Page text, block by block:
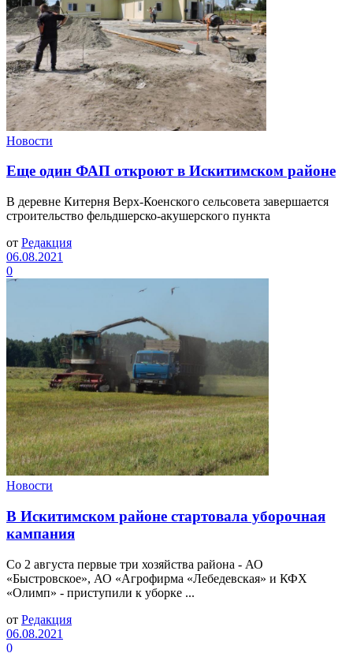
Новости
Еще один ФАП откроют в Искитимском районе
В деревне Китерня Верх-Коенского сельсовета завершается
строительство фельдшерско-акушерского пункта
от Редакция
06.08.2021
0
Новости
В Искитимском районе стартовала уборочная
кампания
Со 2 августа первые три хозяйства района - АО
«Быстровское», АО «Агрофирма «Лебедевская» и КФХ
«Олимп» - приступили к уборке ...
от Редакция
06.08.2021
0